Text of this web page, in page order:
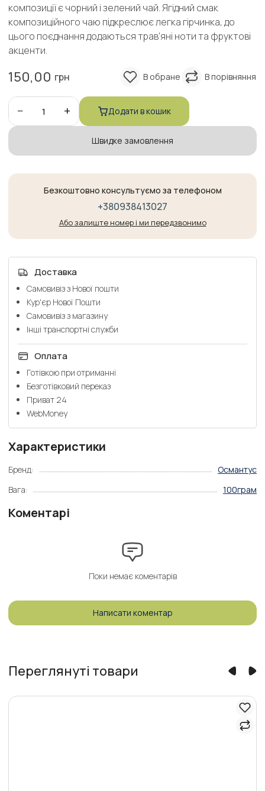
композиції є чорний і зелений чай. Ягідний смак
композиційного чаю підкреслює легка гірчинка, до
цього поєднання додаються трав’яні ноти та фруктові
акценти.
150,00 грн
− + Додати в кошик
Швидке замовлення
Безкоштовно консультуємо за телефоном
+380938413027
Або залиште номер і ми передзвонимо
Доставка
Самовивіз з Нової пошти
Кур'єр Нової Пошти
Самовивіз з магазину
Інші транспортні служби
Оплата
Готівкою при отриманні
Безготівковий переказ
Приват 24
WebMoney
Характеристики
Бренд:
Османтус
Вага:
100грам
Коментарі
Поки немає коментарів
Написати коментар
Переглянуті товари